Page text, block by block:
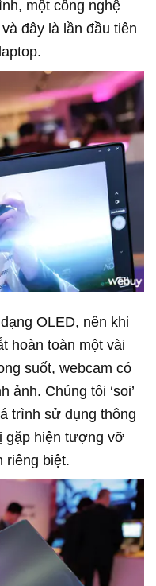
một công nghệ
đây là lần đầu tiên
OLED, nên khi
hoàn toàn một vài
suốt, webcam có
ảnh. Chúng tôi ‘soi’
trình sử dụng thông
gặp hiện tượng vỡ
riêng biệt.